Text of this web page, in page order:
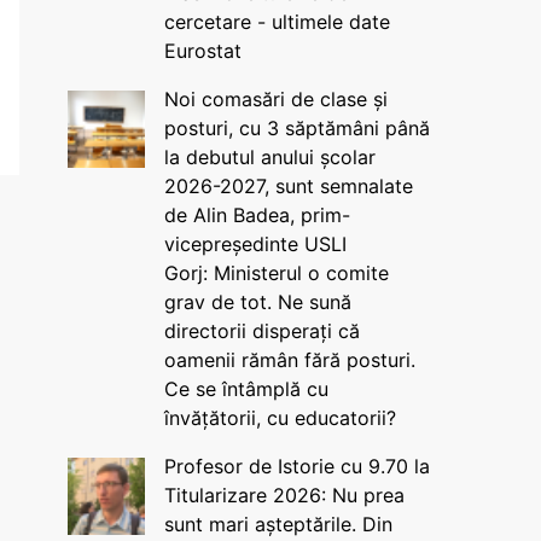
cercetare - ultimele date
Eurostat
Noi comasări de clase și
posturi, cu 3 săptămâni până
la debutul anului școlar
2026-2027, sunt semnalate
de Alin Badea, prim-
vicepreședinte USLI
Gorj: Ministerul o comite
grav de tot. Ne sună
directorii disperați că
oamenii rămân fără posturi.
Ce se întâmplă cu
învățătorii, cu educatorii?
Profesor de Istorie cu 9.70 la
Titularizare 2026: Nu prea
sunt mari așteptările. Din